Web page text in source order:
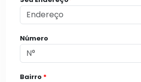
Número
Bairro *